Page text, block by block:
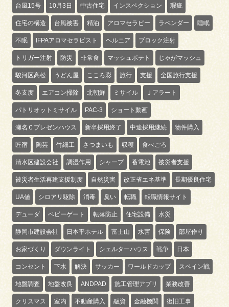
台風15号 10月3日 中古住宅 インスペクション 瑕疵
住宅の構造 台風被害 精油 アロマセラピー ラベンダー 睡眠
不眠 IFPAアロマセラピスト ヘルニア ブロック注射
トリガー注射 防災 非常食 マッシュポテト じゃがマッシュ
駿河区高松 うどん屋 こころ彩 旅行 支援 全国旅行支援
冬支度 エアコン掃除 北朝鮮 ミサイル Ｊアラート
パトリオットミサイル PAC-3 ショート動画
瀬名Ｃプレゼンハウス 新卒採用終了 中途採用継続 物件購入
匠宿 陶芸 竹細工 さつまいも 収穫 食べごろ
清水区建設会社 調湿作用 シャープ 蓄電池 被災者支援
被災者生活再建支援制度 自然災害 改正省エネ基準 長期優良住宅
UA値 シロアリ駆除 消毒 臭い 転職 転職情報サイト
デューダ ベビーゲート 転落防止 住宅設備 水災
静岡市建設会社 日本平ホテル 富士山 水害 保険 部屋作り
お家づくり ダウンライト シェルターハウス 戦争 日本
コンセント 下水 解決 サッカー ワールドカップ スペイン戦
地盤調査 地盤改良 ANDPAD 施工管理アプリ 業務改善
クリスマス 室内 不動産購入 融資 金融機関 復旧工事